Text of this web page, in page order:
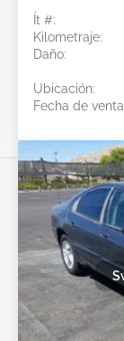
Ít #:
Kilometraje:
Daño:
Ubicación:
Fecha de